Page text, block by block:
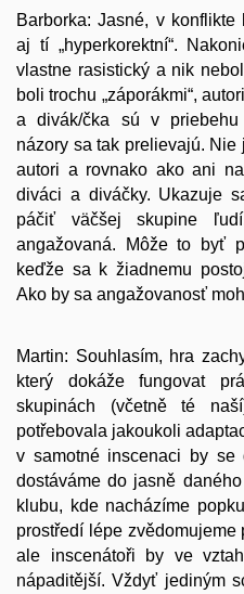
Barborka: Jasné, v
aj tí „hyperkorektní“.
vlastne rasistický a nik
boli trochu „záporákmi“,
a divák/čka sú v priebehu
názory sa tak prelievajú.
autori a rovnako ako ani
diváci a diváčky. Ukazuje
páčiť väčšej skupine
angažovaná. Môže to byť
keďže sa k žiadnemu
Ako by sa angažovanosť
Martin: Souhlasím, hra
který dokáže fungovat
skupinách (včetně té
potřebovala jakoukoli
v samotné inscenaci by
dostáváme do jasně
klubu, kde nacházíme
prostředí lépe
ale inscenátoři by ve
nápaditější. Vždyť jediným